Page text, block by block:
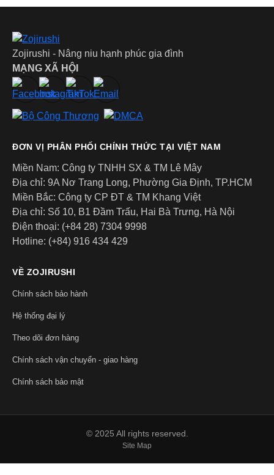
đến 2,0L bao gồm cả dòng bình lớn dùng trong văn phòng
Bình giữ nhiệt trẻ em (dòng SC-ZT):Dung tích 0,45 L vừa
vặn, kèm theo ống hút và cốc uống, thiết kế an toàn phù hợp
cho trẻ nhỏ. Giữ nóng 72°C trong 6 giờ và giữ lạnh xuống
10°C.
Bình giữ nhiệt Zojirushi SC-ZT45-PZ – 0.45L – Màu Hồng
rộng hơn, phù hợp để trên bàn làm việc. Một số model còn
tích hợp lọc trà ngay trong nắp.
Hiệu suất giữ nhiệt thực tế ra
Zojirushi - Nâng niu hạnh phúc gia đình
MẠNG XÃ HỘI
ĐƠN VỊ PHÂN PHỐI CHÍNH THỨC TẠI VIỆT NAM
Miền Nam: Công ty TNHH SX & TM Lê Mây
Địa chỉ: 9A Nơ Trang Long, Phường Gia Định, TP.HCM
Miền Bắc: Công ty CP ĐT & TM Khang Việt
Địa chỉ: Số 10, B1 Đầm Trấu, Hai Bà Trưng, Hà Nội
Điện thoại: (+84 28) 7304 9998
Hotline: (+84) 916 434 429
VỀ ZOJIRUSHI
Chính sách bảo hành
Hệ thống đại lý
Theo dõi đơn hàng
Chính sách vận chuyển - giao hàng
Chính sách bảo mật
© 2025 All rights reserved.
Site Map